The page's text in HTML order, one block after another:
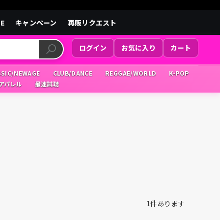
キャンペーン 再販リクエスト
ログイン お気に入り カート
NEWAGE CLUB/DANCE REGGAE/WORLD
K-POP
パレル 最速試聴
1件あります